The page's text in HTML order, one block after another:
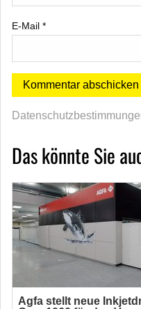
E-Mail *
Das könnte Sie
Agfa stellt neue